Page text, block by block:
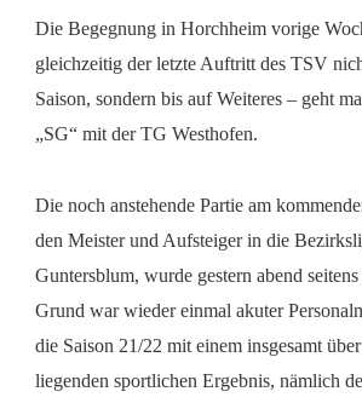
Die Begegnung in Horchheim vorige
gleichzeitig der letzte Auftritt des TSV
Saison, sondern bis auf Weiteres – geht
„SG“ mit der TG Westhofen.
Die noch anstehende Partie am
den Meister und Aufsteiger in die
Guntersblum, wurde gestern abend
Grund war wieder einmal akuter
die Saison 21/22 mit einem insgesamt
liegenden sportlichen Ergebnis, nämlich